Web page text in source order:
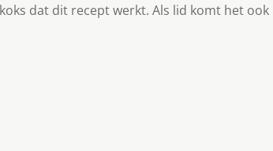
dat dit recept werkt. Als lid komt het ook